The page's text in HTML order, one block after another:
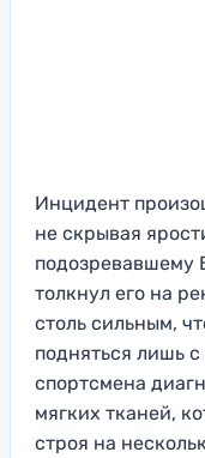
Инцидент
не скрывая
подозревавшему
толкнул его на
столь сильным,
подняться лишь
спортсмена
мягких тканей,
строя на